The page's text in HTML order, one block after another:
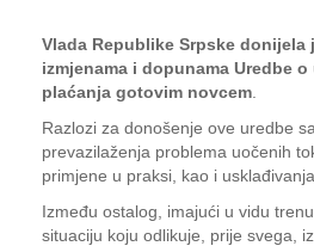
Vlada Republike Srpske donijela
izmjenama i dopunama Uredbe
plaćanja gotovim novcem
Razlozi za donošenje ove uredbe
prevazilaženja problema uočenih
primjene u praksi, kao i
Između ostalog, imajući u vidu
situaciju koju odlikuje, prije svega,